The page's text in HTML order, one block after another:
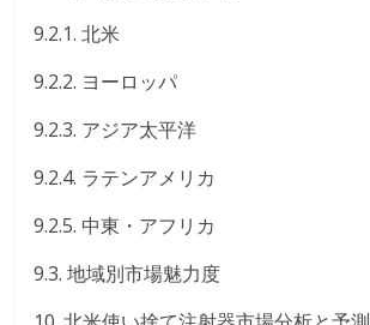
9.2.1. 北米
9.2.2. ヨーロッパ
9.2.3. アジア太平洋
9.2.4. ラテンアメリカ
9.2.5. 中東・アフリカ
9.3. 地域別市場魅力度